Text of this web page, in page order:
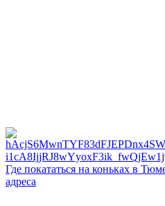
Где покататься на коньках в
адреса